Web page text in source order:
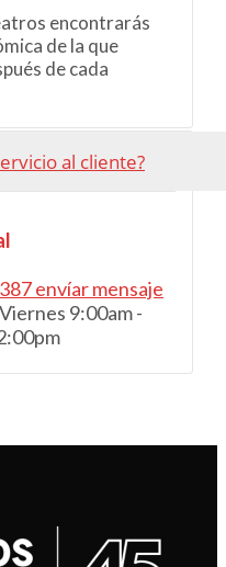
encontrarás
de la que
de cada
al cliente?
envíar mensaje
9:00am -